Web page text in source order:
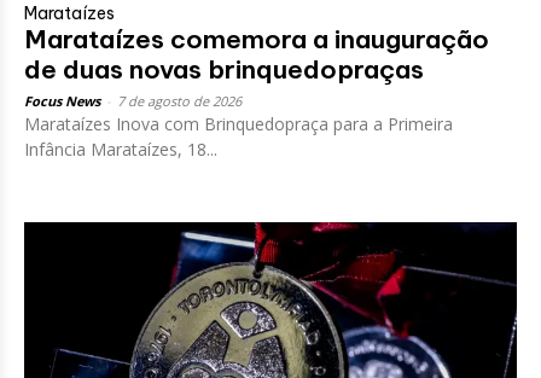
Marataízes
Marataízes comemora a inauguração
de duas novas brinquedopraças
Focus News 7 de agosto de 2026
Marataízes Inova com Brinquedopraça para a Primeira
Infância Marataízes, 18...